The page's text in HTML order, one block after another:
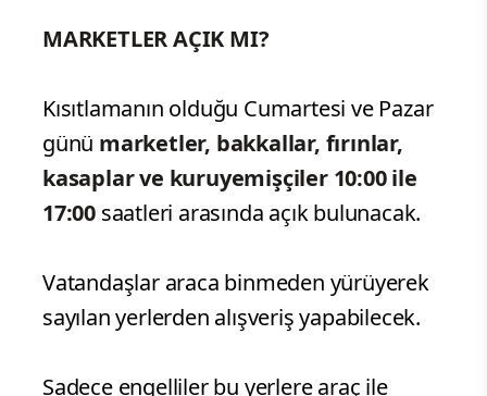
MARKETLER AÇIK MI?
Kısıtlamanın olduğu Cumartesi ve Pazar
günü marketler, bakkallar, fırınlar,
kasaplar ve kuruyemişçiler 10:00 ile
17:00 saatleri arasında açık bulunacak.
Vatandaşlar araca binmeden yürüyerek
sayılan yerlerden alışveriş yapabilecek.
Sadece engelliler bu yerlere araç ile